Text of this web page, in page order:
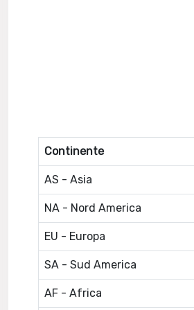
Continente
AS - Asia
NA - Nord America
EU - Europa
SA - Sud America
AF - Africa